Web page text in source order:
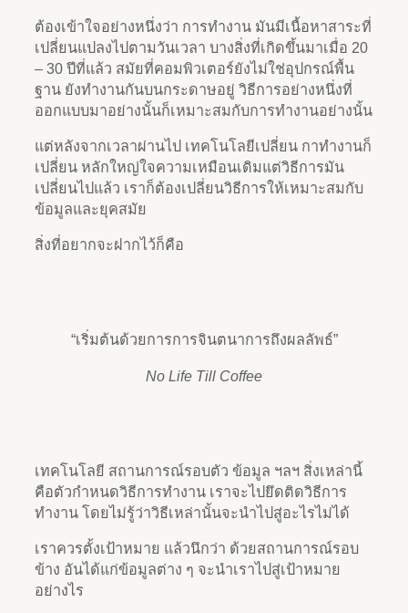
ต้องเข้าใจอย่างหนึ่งว่า การทำงาน มันมีเนื้อหาสาระที่
เปลี่ยนแปลงไปตามวันเวลา บางสิ่งที่เกิดขึ้นมาเมื่อ 20
– 30 ปีที่แล้ว สมัยที่คอมพิวเตอร์ยังไม่ใช่อุปกรณ์พื้น
ฐาน ยังทำงานกันบนกระดาษอยู่ วิธีการอย่างหนึ่งที่
ออกแบบมาอย่างนั้นก็เหมาะสมกับการทำงานอย่างนั้น
แต่หลังจากเวลาผ่านไป เทคโนโลยีเปลี่ยน กาทำงานก็
เปลี่ยน หลักใหญ่ใจความเหมือนเดิมแต่วิธีการมัน
เปลี่ยนไปแล้ว เราก็ต้องเปลี่ยนวิธีการให้เหมาะสมกับ
ข้อมูลและยุคสมัย
สิ่งที่อยากจะฝากไว้ก็คือ
“เริ่มต้นด้วยการการจินตนาการถึงผลลัพธ์”
No Life Till Coffee
เทคโนโลยี สถานการณ์รอบตัว ข้อมูล ฯลฯ สิ่งเหล่านี้
คือตัวกำหนดวิธีการทำงาน เราจะไปยึดติดวิธีการ
ทำงาน โดยไม่รู้ว่าวิธีเหล่านั้นจะนำไปสู่อะไรไม่ได้
เราควรตั้งเป้าหมาย แล้วนึกว่า ด้วยสถานการณ์รอบ
ข้าง อันได้แก่ข้อมูลต่าง ๆ จะนำเราไปสู่เป้าหมาย
อย่างไร